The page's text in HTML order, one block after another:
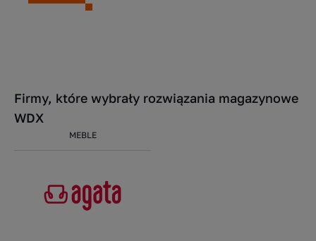
Firmy, które wybrały rozwiązania magazynowe
WDX
MEBLE